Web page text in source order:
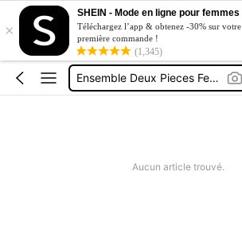
×
SHEIN - Mode en ligne pour femmes
Téléchargez l’app & obtenez -30% sur votre
première commande !
(1,345)
Short Jeans Femme
Squishy
Maillot De Bain Femme
Aucun article trouvé.